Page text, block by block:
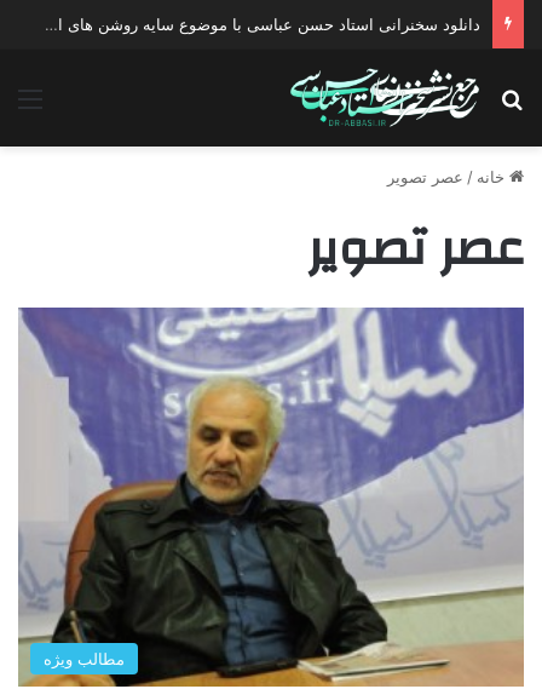
دانلود سخنرانی استاد حسن عباسی با موضوع سایه روشن های انتخاب یک نامزد اصلح
جستجو برای
خانه / عصر تصویر
عصر تصویر
مطالب ویژه